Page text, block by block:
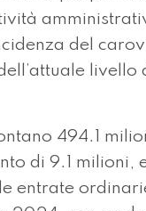
del
livello
494.1
di 9.1 milioni,
entrate